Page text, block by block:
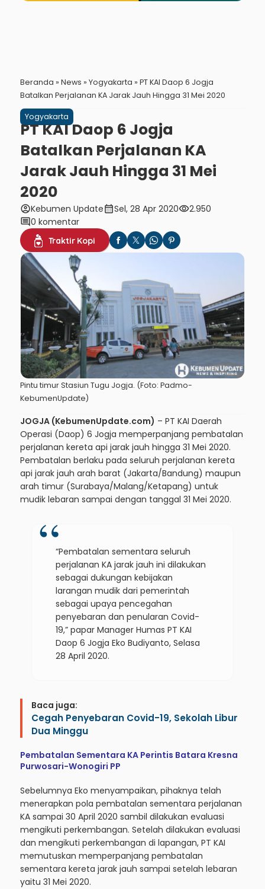
Beranda » News » Yogyakarta » PT KAI Daop 6 Jogja
Batalkan Perjalanan KA Jarak Jauh Hingga 31 Mei 2020
Yogyakarta
PT KAI Daop 6 Jogja
Batalkan Perjalanan KA
Jarak Jauh Hingga 31 Mei
2020
account_circleKebumen Updatecalendar_monthSel, 28 Apr 2020visibility2.950
comment0 komentar
Traktir Kopi
Pintu timur Stasiun Tugu Jogja. (Foto: Padmo-
KebumenUpdate)
JOGJA (KebumenUpdate.com) – PT KAI Daerah
Operasi (Daop) 6 Jogja memperpanjang pembatalan
perjalanan kereta api jarak jauh hingga 31 Mei 2020.
Pembatalan berlaku pada seluruh perjalanan kereta
api jarak jauh arah barat (Jakarta/Bandung) maupun
arah timur (Surabaya/Malang/Ketapang) untuk
mudik lebaran sampai dengan tanggal 31 Mei 2020.
“Pembatalan sementara seluruh
perjalanan KA jarak jauh ini dilakukan
sebagai dukungan kebijakan
larangan mudik dari pemerintah
sebagai upaya pencegahan
penyebaran dan penularan Covid-
19,” papar Manager Humas PT KAI
Daop 6 Jogja Eko Budiyanto, Selasa
28 April 2020.
Baca juga:
Cegah Penyebaran Covid-19, Sekolah Libur
Dua Minggu
Pembatalan Sementara KA Perintis Batara Kresna
Purwosari-Wonogiri PP
Sebelumnya Eko menyampaikan, pihaknya telah
menerapkan pola pembatalan sementara perjalanan
KA sampai 30 April 2020 sambil dilakukan evaluasi
mengikuti perkembangan. Setelah dilakukan evaluasi
dan mengikuti perkembangan di lapangan, PT KAI
memutuskan memperpanjang pembatalan
sementara kereta jarak jauh sampai setelah lebaran
yaitu 31 Mei 2020.